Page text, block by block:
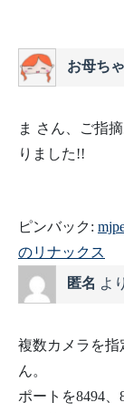
お母ち
ま さん、ご指
りました!!
ピンバック:
のリナックス
匿名 よ
複数カメラを
ん。
ポートを8494、